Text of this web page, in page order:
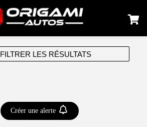
FILTRER LES RÉSULTATS
Créer une alerte